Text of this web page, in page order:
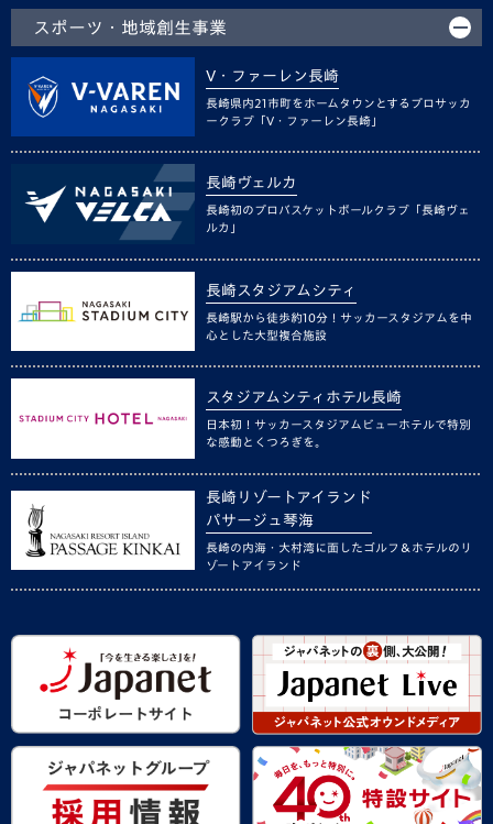
スポーツ・地域創生事業
V・ファーレン長崎
長崎県内21市町をホームタウンとするプロサッカ
ークラブ「V・ファーレン長崎」
長崎ヴェルカ
長崎初のプロバスケットボールクラブ「長崎ヴェ
ルカ」
長崎スタジアムシティ
長崎駅から徒歩約10分！サッカースタジアムを中
心とした大型複合施設
スタジアムシティホテル長崎
日本初！サッカースタジアムビューホテルで特別
な感動とくつろぎを。
長崎リゾートアイランド
パサージュ琴海
長崎の内海・大村湾に面したゴルフ＆ホテルのリ
ゾートアイランド